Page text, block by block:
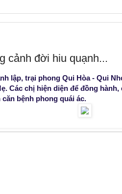
cảnh đời hiu quạnh...
lập, trại phong Qui Hòa - Qui
Các chị hiện diện để đồng
bệnh phong quái ác.